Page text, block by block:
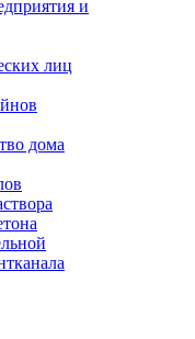
и
лиц
дома